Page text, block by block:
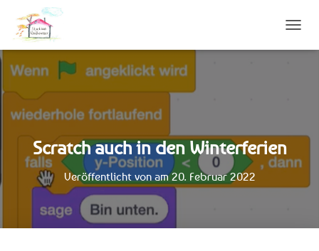
A
N
U
Scratch auch in den Winterferien
Veröffentlicht vonam20. Februar 2022